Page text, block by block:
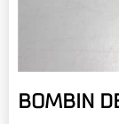
BOMBIN